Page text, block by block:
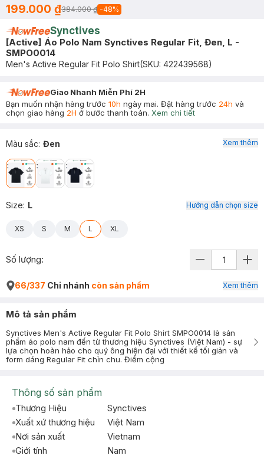
199.000 ₫384.000 ₫ -48%
Synctives
[Active] Áo Polo Nam Synctives Regular Fit, Đen, L -
SMPO0014
Men's Active Regular Fit Polo Shirt(SKU: 422439568)
Giao Nhanh Miễn Phí 2H
Bạn muốn nhận hàng trước 10h ngày mai. Đặt hàng trước 24h và
chọn giao hàng 2H ở bước thanh toán. Xem chi tiết
Màu sắc: Đen
Size: L Hướng dẫn chọn size
XS S M L XL
Xem thêm
Số lượng:
66/337 Chi nhánh còn sản phẩm Xem thêm
Mô tả sản phẩm
Synctives Men's Active Regular Fit Polo Shirt SMPO0014 là sản
phẩm áo polo nam đến từ thương hiệu Synctives (Việt Nam) - sự
lựa chọn hoàn hảo cho quý ông hiện đại với thiết kế tối giản và
form dáng Regular Fit chỉn chu. Điểm cộng
Thông số sản phẩm
Thương Hiệu
Synctives
Xuất xứ thương hiệu
Việt Nam
Nơi sản xuất
Vietnam
Giới tính
Nam